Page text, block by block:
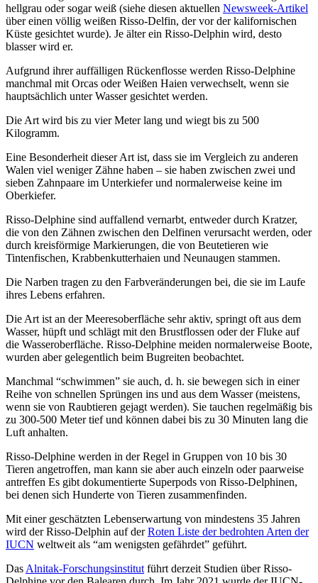
hellgrau oder sogar weiß (siehe diesen aktuellen Newsweek-Artikel
über einen völlig weißen Risso-Delfin, der vor der kalifornischen
Küste gesichtet wurde). Je älter ein Risso-Delphin wird, desto
blasser wird er.
Aufgrund ihrer auffälligen Rückenflosse werden Risso-Delphine
manchmal mit Orcas oder Weißen Haien verwechselt, wenn sie
hauptsächlich unter Wasser gesichtet werden.
Die Art wird bis zu vier Meter lang und wiegt bis zu 500
Kilogramm.
Eine Besonderheit dieser Art ist, dass sie im Vergleich zu anderen
Walen viel weniger Zähne haben – sie haben zwischen zwei und
sieben Zahnpaare im Unterkiefer und normalerweise keine im
Oberkiefer.
Risso-Delphine sind auffallend vernarbt, entweder durch Kratzer,
die von den Zähnen zwischen den Delfinen verursacht werden, oder
durch kreisförmige Markierungen, die von Beutetieren wie
Tintenfischen, Krabbenkutterhaien und Neunaugen stammen.
Die Narben tragen zu den Farbveränderungen bei, die sie im Laufe
ihres Lebens erfahren.
Die Art ist an der Meeresoberfläche sehr aktiv, springt oft aus dem
Wasser, hüpft und schlägt mit den Brustflossen oder der Fluke auf
die Wasseroberfläche. Risso-Delphine meiden normalerweise Boote,
wurden aber gelegentlich beim Bugreiten beobachtet.
Manchmal “schwimmen” sie auch, d. h. sie bewegen sich in einer
Reihe von schnellen Sprüngen ins und aus dem Wasser (meistens,
wenn sie von Raubtieren gejagt werden). Sie tauchen regelmäßig bis
zu 300-500 Meter tief und können dabei bis zu 30 Minuten lang die
Luft anhalten.
Risso-Delphine werden in der Regel in Gruppen von 10 bis 30
Tieren angetroffen, man kann sie aber auch einzeln oder paarweise
antreffen Es gibt dokumentierte Superpods von Risso-Delphinen,
bei denen sich Hunderte von Tieren zusammenfinden.
Mit einer geschätzten Lebenserwartung von mindestens 35 Jahren
wird der Risso-Delphin auf derRoten Liste der bedrohten Arten der
IUCN weltweit als “am wenigsten gefährdet” geführt.
DasAlnitak-Forschungsinstitutführt derzeit Studien über Risso-